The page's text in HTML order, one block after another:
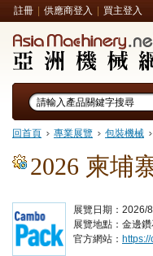
註冊 供應商登入 買主登入
回首頁 專業展覽 包裝機械
2026 柬埔
展覽日期：2026/
展覽地點：金邊
官方網站：